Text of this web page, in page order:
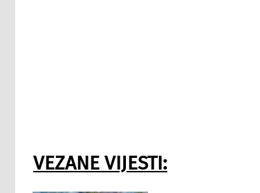
VEZANE VIJESTI: